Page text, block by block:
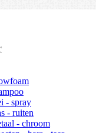
- spray
- ruiten
- chroom